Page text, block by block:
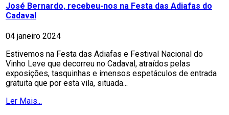
José Bernardo, recebeu-nos na Festa das Adiafas do
Cadaval
04 janeiro 2024
Estivemos na Festa das Adiafas e Festival Nacional do
Vinho Leve que decorreu no Cadaval, atraídos pelas
exposições, tasquinhas e imensos espetáculos de entrada
gratuita que por esta vila, situada...
Ler Mais...